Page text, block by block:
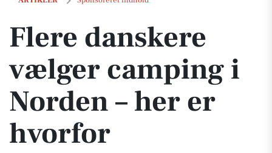
Flere danskere
vælger camping i
Norden – her er
hvorfor